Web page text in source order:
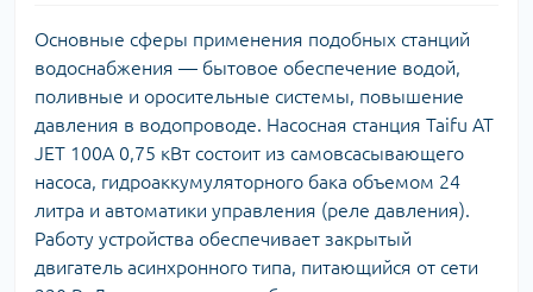
Основные сферы применения подобных станций
водоснабжения — бытовое обеспечение водой,
поливные и оросительные системы, повышение
давления в водопроводе. Насосная станция Taifu AT
JET 100А 0,75 кВт состоит из самовсасывающего
насоса, гидроаккумуляторного бака объемом 24
литра и автоматики управления (реле давления).
Работу устройства обеспечивает закрытый
двигатель асинхронного типа, питающийся от сети